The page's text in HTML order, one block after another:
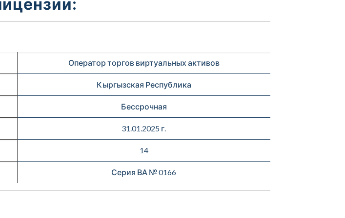
Оператор торгов виртуальных активов
Кыргызская Республика
Бессрочная
31.01.2025 г.
14
Серия ВА № 0166